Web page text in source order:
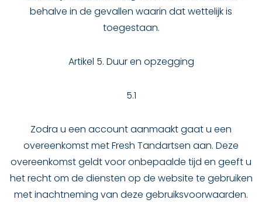
behalve in de gevallen waarin dat wettelijk is
toegestaan.
Artikel 5. Duur en opzegging
5.1
Zodra u een account aanmaakt gaat u een
overeenkomst met Fresh Tandartsen aan. Deze
overeenkomst geldt voor onbepaalde tijd en geeft u
het recht om de diensten op de website te gebruiken
met inachtneming van deze gebruiksvoorwaarden.